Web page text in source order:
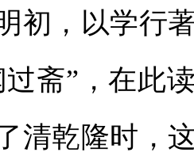
初，以学行
过斋”，在此
清乾隆时，